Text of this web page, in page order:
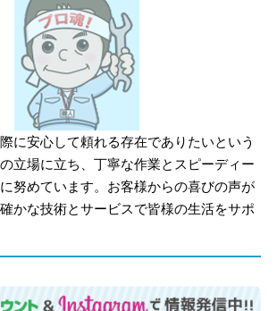
に安心して頼れる存在でありたいという
立場に立ち、丁寧な作業とスピーディー
努めています。お客様からの喜びの声が
かな技術とサービスで皆様の生活をサポ